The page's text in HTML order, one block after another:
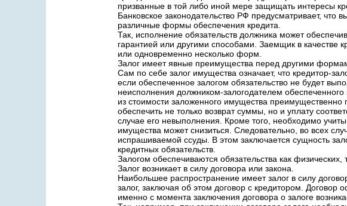
призванные в той либо иной мере защищать интересы
Банковское законодательство РФ предусматривает, что
различные формы обеспечения кредита.
Так, исполнение обязательств должника может
гарантией или другими способами. Заемщик в качестве
или одновременно несколько форм.
Залог имеет явные преимущества перед другими
Сам по себе залог имущества означает, что кредитор-
если обеспеченное залогом обязательство не будет
неисполнения должником-залогодателем обеспеченного
из стоимости заложенного имущества
обеспечить не только возврат суммы, но и уплату
случае его невыполнения. Кроме того, необходимо
имущества может снизиться. Следовательно, во всех
испрашиваемой ссуды. В этом заключается сущность
кредитных обязательств.
Залогом обеспечиваются обязательства как физических,
Залог возникает в силу договора или закона.
Наибольшее распространение имеет залог в силу
залог, заключая об этом договор с кредитором.
именно с момента заключения договора о залоге